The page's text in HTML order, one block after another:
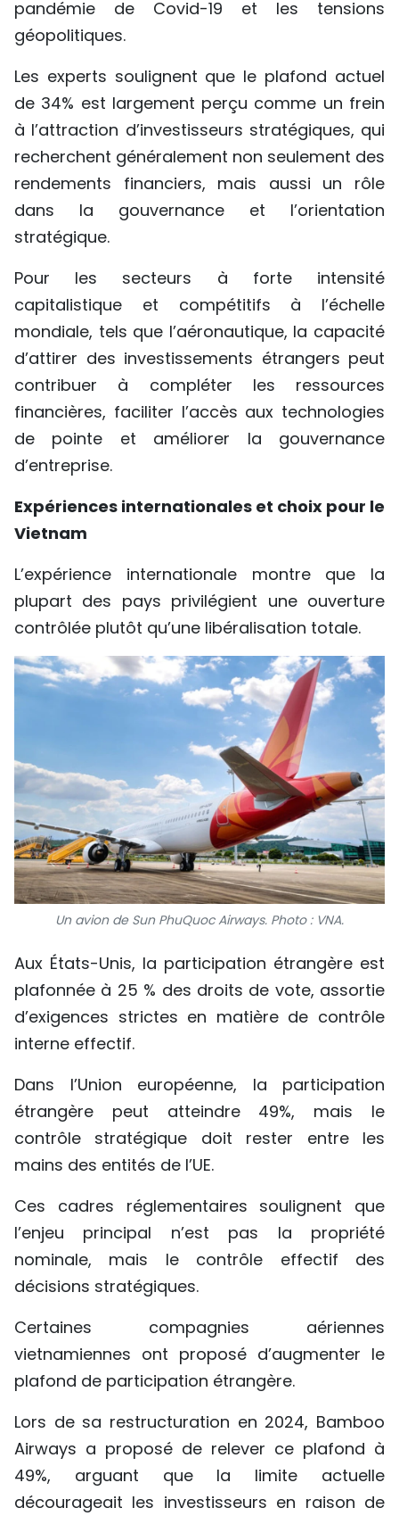
pandémie de Covid-19 et les tensions
géopolitiques.
Les experts soulignent que le plafond actuel
de 34% est largement perçu comme un frein
à l’attraction d’investisseurs stratégiques, qui
recherchent généralement non seulement des
rendements financiers, mais aussi un rôle
dans la gouvernance et l’orientation
stratégique.
Pour les secteurs à forte intensité
capitalistique et compétitifs à l’échelle
mondiale, tels que l’aéronautique, la capacité
d’attirer des investissements étrangers peut
contribuer à compléter les ressources
financières, faciliter l’accès aux technologies
de pointe et améliorer la gouvernance
d’entreprise.
Expériences internationales et choix pour le
Vietnam
L’expérience internationale montre que la
plupart des pays privilégient une ouverture
contrôlée plutôt qu’une libéralisation totale.
Un avion de Sun PhuQuoc Airways. Photo : VNA.
Aux États-Unis, la participation étrangère est
plafonnée à 25 % des droits de vote, assortie
d’exigences strictes en matière de contrôle
interne effectif.
Dans l’Union européenne, la participation
étrangère peut atteindre 49%, mais le
contrôle stratégique doit rester entre les
mains des entités de l’UE.
Ces cadres réglementaires soulignent que
l’enjeu principal n’est pas la propriété
nominale, mais le contrôle effectif des
décisions stratégiques.
Certaines compagnies aériennes
vietnamiennes ont proposé d’augmenter le
plafond de participation étrangère.
Lors de sa restructuration en 2024, Bamboo
Airways a proposé de relever ce plafond à
49%, arguant que la limite actuelle
décourageait les investisseurs en raison de